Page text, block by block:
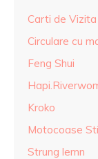
Carti de Vizita
Circulare cu
Feng Shui
Kroko
Motocoase
Strung lemn